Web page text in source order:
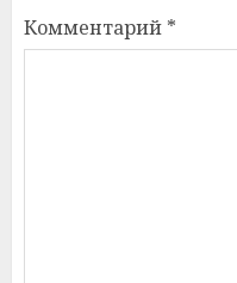
Комментарий *